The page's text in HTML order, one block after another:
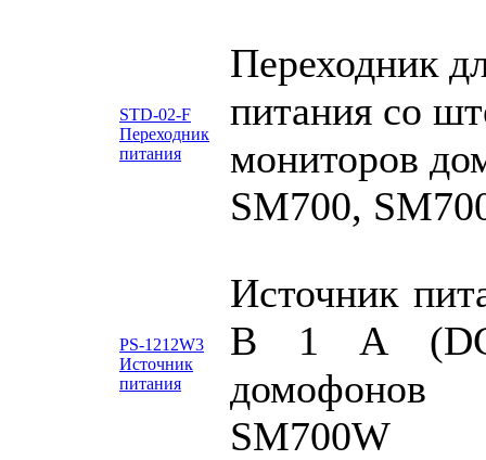
STD-02-F
Переходник
питания
Переходник
питания со
мониторов
SM700,
PS-1212W3
Источник
питания
Источник
В 1 А (DC)
SM700W